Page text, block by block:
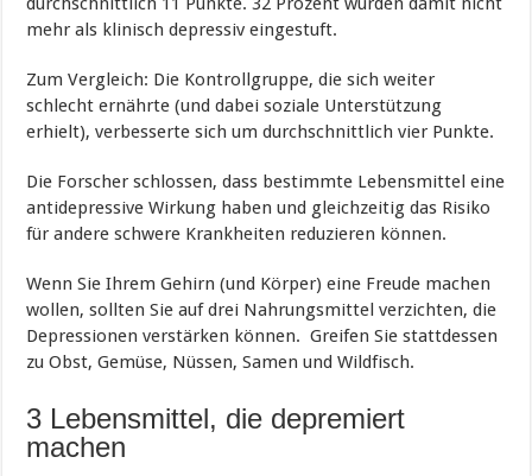
mehr als klinisch depressiv eingestuft.
Zum Vergleich: Die Kontrollgruppe, die sich weiter
schlecht ernährte (und dabei soziale Unterstützung
erhielt), verbesserte sich um durchschnittlich vier Punkte.
Die Forscher schlossen, dass bestimmte Lebensmittel eine
antidepressive Wirkung haben und gleichzeitig das Risiko
für andere schwere Krankheiten reduzieren können.
Wenn Sie Ihrem Gehirn (und Körper) eine Freude machen
wollen, sollten Sie auf drei Nahrungsmittel verzichten, die
Depressionen verstärken können. Greifen Sie stattdessen
zu Obst, Gemüse, Nüssen, Samen und Wildfisch.
3 Lebensmittel, die depremiert
machen